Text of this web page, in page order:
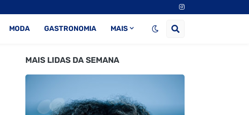
MODA GASTRONOMIA MAIS
MAIS LIDAS DA SEMANA